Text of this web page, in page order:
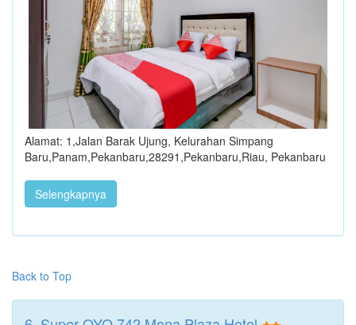
Alamat: 1,Jalan Barak Ujung, Kelurahan Simpang
Baru,Panam,Pekanbaru,28291,Pekanbaru,Riau, Pekanbaru
Selengkapnya
Back to Top